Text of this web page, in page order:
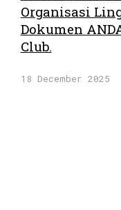
Organisasi
Dokumen
Club.
18 December 2025